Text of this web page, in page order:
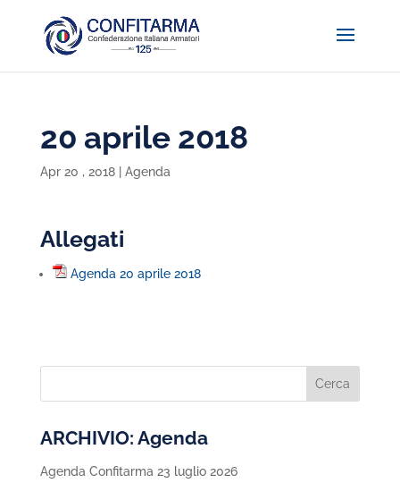
20 aprile 2018
Apr 20 , 2018| Agenda
Allegati
Agenda 20 aprile 2018
ARCHIVIO: Agenda
Agenda Confitarma 23 luglio 2026